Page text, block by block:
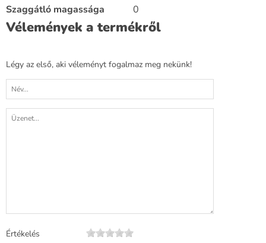
Szaggátló magassága
0
Vélemények a termékről
Légy az első, aki véleményt fogalmaz meg nekünk!
Értékelés